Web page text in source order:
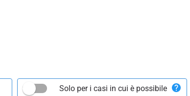
Solo per i casi in cui è possibile